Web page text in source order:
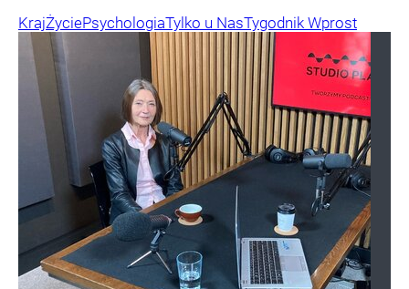
KrajŻyciePsychologiaTylko u NasTygodnik Wprost